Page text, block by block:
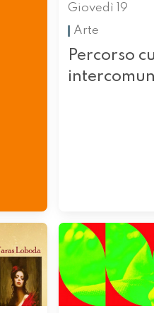
Giovedì 19
Arte
Percorso